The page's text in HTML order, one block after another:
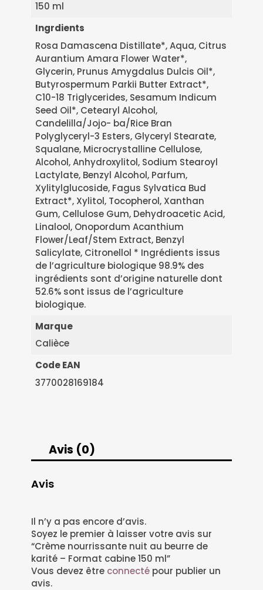
150 ml
Ingrdients
Rosa Damascena Distillate*, Aqua, Citrus
Aurantium Amara Flower Water*,
Glycerin, Prunus Amygdalus Dulcis Oil*,
Butyrospermum Parkii Butter Extract*,
C10-18 Triglycerides, Sesamum Indicum
Seed Oil*, Cetearyl Alcohol,
Candelilla/Jojo- ba/Rice Bran
Polyglyceryl-3 Esters, Glyceryl Stearate,
Squalane, Microcrystalline Cellulose,
Alcohol, Anhydroxylitol, Sodium Stearoyl
Lactylate, Benzyl Alcohol, Parfum,
Xylitylglucoside, Fagus Sylvatica Bud
Extract*, Xylitol, Tocopherol, Xanthan
Gum, Cellulose Gum, Dehydroacetic Acid,
Linalool, Onopordum Acanthium
Flower/Leaf/Stem Extract, Benzyl
Salicylate, Citronellol * Ingrédients issus
de l’agriculture biologique 98.9% des
ingrédients sont d’origine naturelle dont
52.6% sont issus de l’agriculture
biologique.
Marque
Calièce
Code EAN
3770028169184
Avis (0)
Avis
Il n’y a pas encore d’avis.
Soyez le premier à laisser votre avis sur
“Crème nourrissante nuit au beurre de
karité – Format cabine 150 ml”
Vous devez être connectépour publier un
avis.